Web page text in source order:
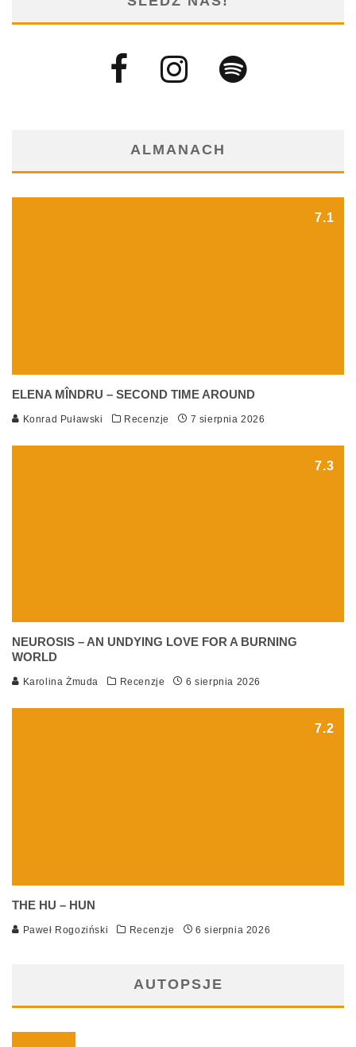
ALMANACH
7.1
ELENA MÎNDRU – SECOND TIME AROUND
Konrad Puławski Recenzje 7 sierpnia 2026
7.3
NEUROSIS – AN UNDYING LOVE FOR A BURNING
WORLD
Karolina Żmuda Recenzje 6 sierpnia 2026
7.2
THE HU – HUN
Paweł Rogoziński Recenzje 6 sierpnia 2026
AUTOPSJE